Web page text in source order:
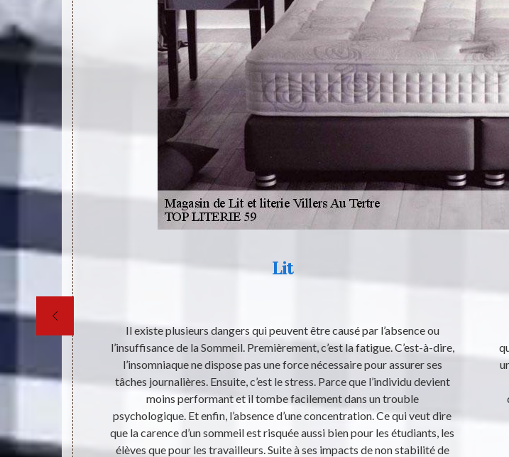
corps ne
et ne
santé de
Lit
Il existe plusieurs dangers qui peuvent être causé par l’absence ou
l’insuffisance de la Sommeil. Premièrement, c’est la fatigue. C’est-à-dire,
l’insomniaque ne dispose pas une force nécessaire pour assurer ses
tâches journalières. Ensuite, c’est le stress. Parce que l’individu devient
moins performant et il tombe facilement dans un trouble
psychologique. Et enfin, l’absence d’une concentration. Ce qui veut dire
que la carence d’un sommeil est risquée aussi bien pour les étudiants, les
élèves que pour les travailleurs. Suite à ses impacts de non stabilité de